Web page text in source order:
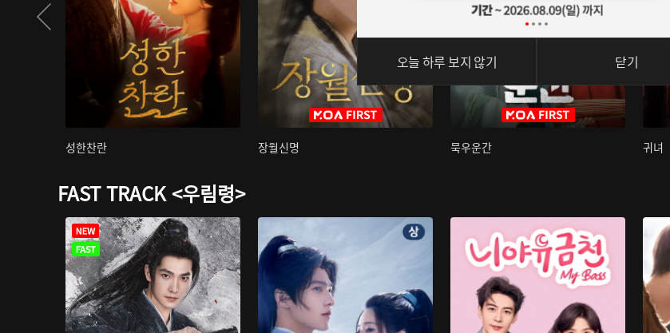
성한찬란 장월신명 묵우운간 귀녀
FAST TRACK <우림령>
오늘 하루 보지 않기 닫기